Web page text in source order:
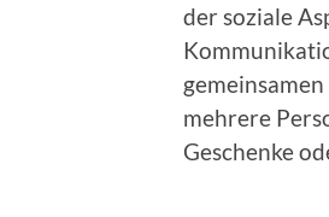
der soziale
mehrere
Geschenke